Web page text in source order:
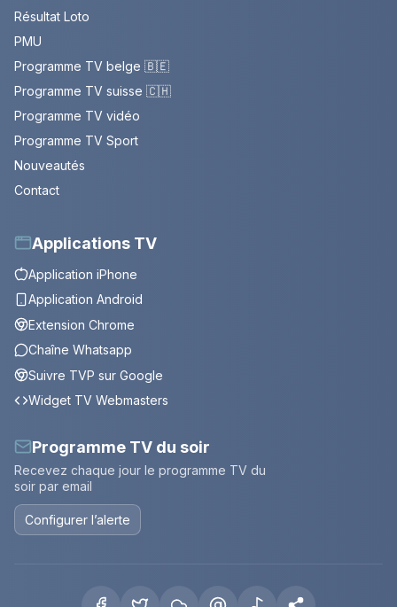
Résultat Loto
PMU
Programme TV belge 🇧🇪
Programme TV suisse 🇨🇭
Programme TV vidéo
Programme TV Sport
Nouveautés
Contact
Applications TV
Application iPhone
Application Android
Extension Chrome
Chaîne Whatsapp
Suivre TVP sur Google
Widget TV Webmasters
Programme TV du soir
Recevez chaque jour le programme TV du
soir par email
Configurer l’alerte